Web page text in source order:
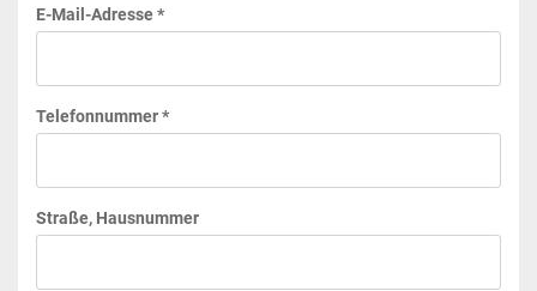
E-Mail-Adresse *
Telefonnummer *
Straße, Hausnummer